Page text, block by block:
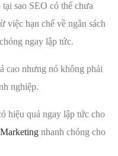
sao SEO có thể chưa
việc hạn chế về ngân sách
ngay lập tức.
cao nhưng nó không phải
nghiệp.
hiệu quả ngay lập tức cho
nhanh chóng cho